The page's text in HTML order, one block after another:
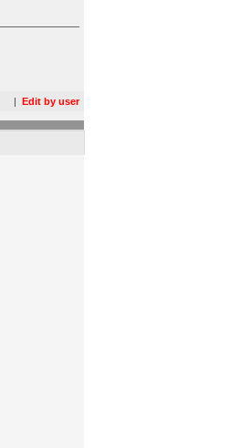
| Edit by user